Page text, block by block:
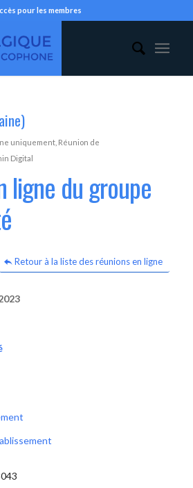
pour les membres
uniquement, Réunion de
Digital
ligne du groupe
Retour à la liste des réunions en ligne